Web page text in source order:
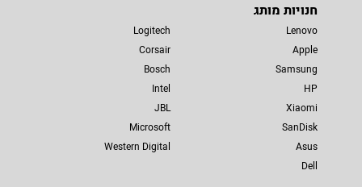
חנויות מותג
Lenovo
Apple
Samsung
HP
Xiaomi
SanDisk
Asus
Dell
Logitech
Corsair
Bosch
Intel
JBL
Microsoft
Western Digital